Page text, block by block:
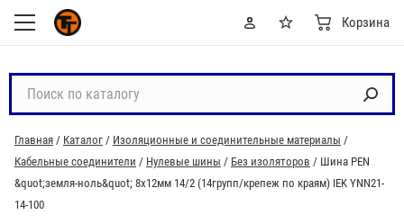
Корзина
с
к
п
о
Главная / Каталог / Изоляционные и соединительные материалы /
Кабельные соединители / Нулевые шины / Без изоляторов / Шина PEN
&quot;земля-ноль&quot; 8х12мм 14/2 (14групп/крепеж по краям) IEK YNN21-
14-100